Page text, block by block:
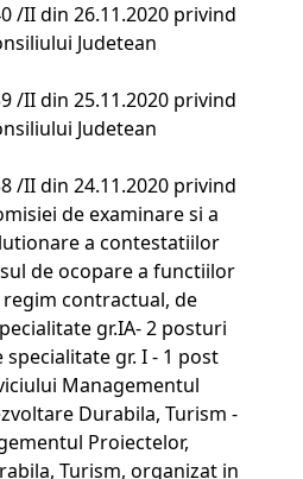
/II din 26.11.2020 privind
Judetean
/II din 25.11.2020 privind
Judetean
/II din 24.11.2020 privind
de examinare si a
a contestatiilor
de ocopare a functiilor
contractual, de
gr.IA- 2 posturi
gr. I - 1 post
Managementul
Durabila, Turism -
Proiectelor,
Turism, organizat in